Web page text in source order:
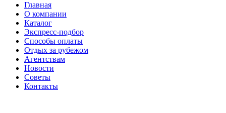
Главная
О компании
Каталог
Экспресс-подбор
Способы оплаты
Отдых за рубежом
Агентствам
Новости
Советы
Контакты